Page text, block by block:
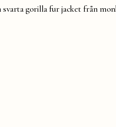
gorilla fur jacket från